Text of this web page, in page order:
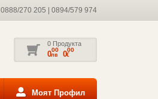
0888/270 205 0894/579 974
0 Продукта
000
лв 000
€
Моят Профил